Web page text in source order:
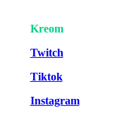
Kreom
Twitch
Tiktok
Instagram